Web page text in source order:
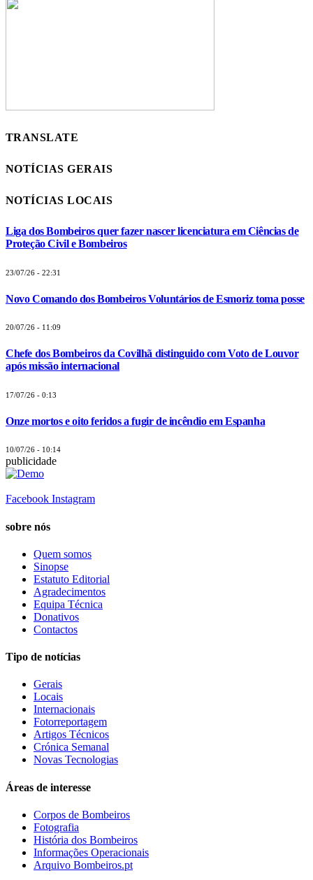
TRANSLATE
NOTÍCIAS GERAIS
NOTÍCIAS LOCAIS
Liga dos Bombeiros quer fazer nascer licenciatura em Ciências de
Proteção Civil e Bombeiros
23/07/26 - 22:31
Novo Comando dos Bombeiros Voluntários de Esmoriz toma posse
20/07/26 - 11:09
Chefe dos Bombeiros da Covilhã distinguido com Voto de Louvor
após missão internacional
17/07/26 - 0:13
Onze mortos e oito feridos a fugir de incêndio em Espanha
10/07/26 - 10:14
publicidade
Facebook Instagram
sobre nós
Quem somos
Sinopse
Estatuto Editorial
Agradecimentos
Equipa Técnica
Donativos
Contactos
Tipo de notícias
Gerais
Locais
Internacionais
Fotorreportagem
Artigos Técnicos
Crónica Semanal
Novas Tecnologias
Áreas de interesse
Corpos de Bombeiros
Fotografia
História dos Bombeiros
Informações Operacionais
Arquivo Bombeiros.pt